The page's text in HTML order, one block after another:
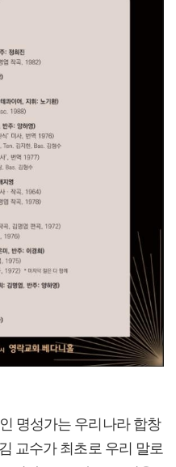
명성가는 우리나라 합창
교수가 최초로 우리 말로